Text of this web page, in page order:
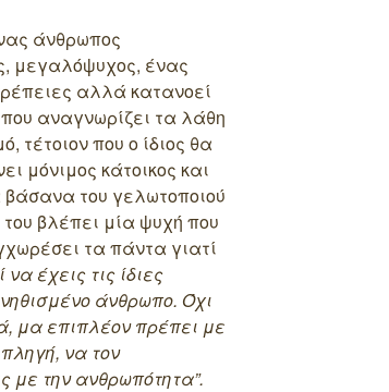
άνθρωπος
μεγαλόψυχος, ένας
αλλά κατανοεί
αναγνωρίζει τα λάθη
τέτοιον που ο ίδιος θα
μόνιμος κάτοικος και
βάσανα του γελωτοποιού
βλέπει μία ψυχή που
τα πάντα γιατί
έχεις τις ίδιες
άνθρωπο. Όχι
μα επιπλέον πρέπει με
να τον
με την ανθρωπότητα”.